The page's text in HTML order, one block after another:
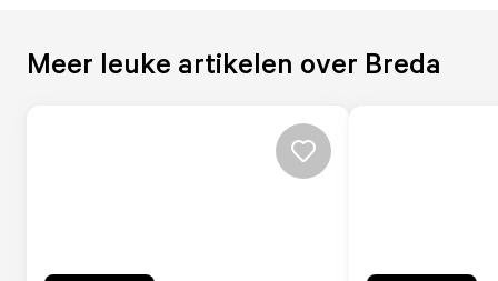
Meer leuke artikelen over Breda